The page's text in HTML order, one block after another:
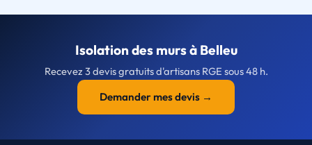
Isolation des murs à Belleu
Recevez 3 devis gratuits d'artisans RGE sous 48 h.
Demander mes devis →